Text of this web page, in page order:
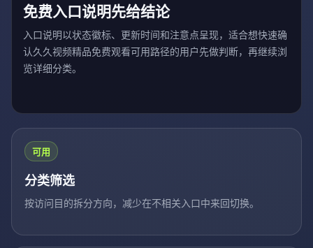
免费入口说明先给结论
入口说明以状态徽标、更新时间和注意点呈现，适合想快速确
认久久视频精品免费观看可用路径的用户先做判断，再继续浏
览详细分类。
可用
分类筛选
按访问目的拆分方向，减少在不相关入口中来回切换。